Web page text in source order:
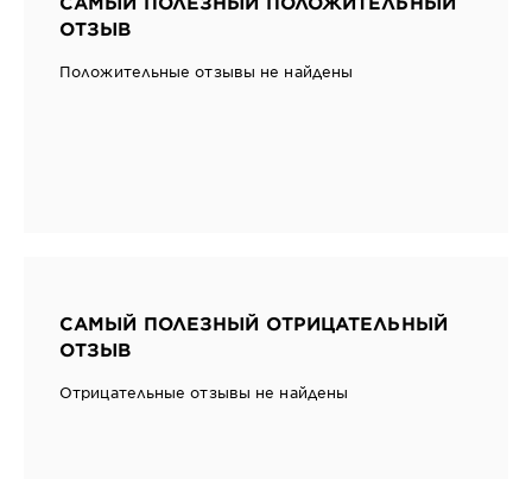
ОТЗЫВ
Положительные отзывы не найдены
САМЫЙ ПОЛЕЗНЫЙ ОТРИЦАТЕЛЬНЫЙ
ОТЗЫВ
Отрицательные отзывы не найдены